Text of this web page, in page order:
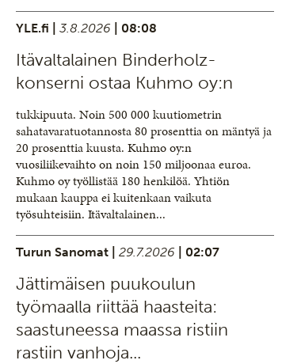
YLE.fi | 3.8.2026 | 08:08
Itävaltalainen Binderholz-
konserni ostaa Kuhmo oy:n
tukkipuuta. Noin 500 000 kuutiometrin
sahatavaratuotannosta 80 prosenttia on mäntyä ja
20 prosenttia kuusta. Kuhmo oy:n
vuosiliikevaihto on noin 150 miljoonaa euroa.
Kuhmo oy työllistää 180 henkilöä. Yhtiön
mukaan kauppa ei kuitenkaan vaikuta
työsuhteisiin. Itävaltalainen...
Turun Sanomat | 29.7.2026 | 02:07
Jättimäisen puukoulun
työmaalla riittää haasteita:
saastuneessa maassa ristiin
rastiin vanhoja...